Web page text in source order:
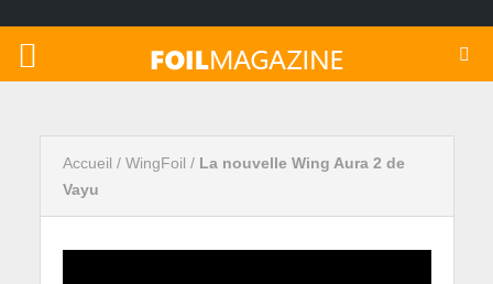
Accueil / WingFoil / La nouvelle Wing Aura 2 de
Vayu